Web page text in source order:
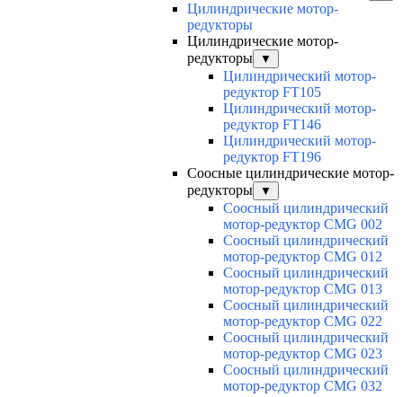
Цилиндрические мотор-
редукторы
Цилиндрические мотор-
редукторы
▼
Цилиндрический мотор-
редуктор FT105
Цилиндрический мотор-
редуктор FT146
Цилиндрический мотор-
редуктор FT196
Соосные цилиндрические мотор-
редукторы
▼
Соосный цилиндрический
мотор-редуктор CMG 002
Соосный цилиндрический
мотор-редуктор CMG 012
Соосный цилиндрический
мотор-редуктор CMG 013
Соосный цилиндрический
мотор-редуктор CMG 022
Соосный цилиндрический
мотор-редуктор CMG 023
Соосный цилиндрический
мотор-редуктор CMG 032